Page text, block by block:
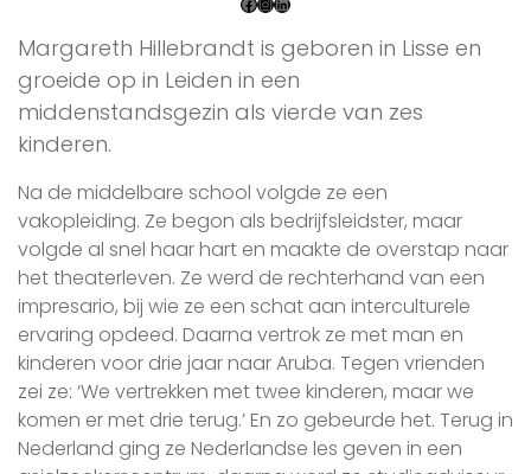
Margareth Hillebrandt is geboren in Lisse en
groeide op in Leiden in een
middenstandsgezin als vierde van zes
kinderen.
Na de middelbare school volgde ze een
vakopleiding. Ze begon als bedrijfsleidster, maar
volgde al snel haar hart en maakte de overstap naar
het theaterleven. Ze werd de rechterhand van een
impresario, bij wie ze een schat aan interculturele
ervaring opdeed. Daarna vertrok ze met man en
kinderen voor drie jaar naar Aruba. Tegen vrienden
zei ze: ‘We vertrekken met twee kinderen, maar we
komen er met drie terug.’ En zo gebeurde het. Terug in
Nederland ging ze Nederlandse les geven in een